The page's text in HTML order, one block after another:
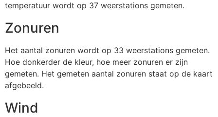
temperatuur wordt op 37 weerstations gemeten.
Zonuren
Het aantal zonuren wordt op 33 weerstations gemeten.
Hoe donkerder de kleur, hoe meer zonuren er zijn
gemeten. Het gemeten aantal zonuren staat op de kaart
afgebeeld.
Wind